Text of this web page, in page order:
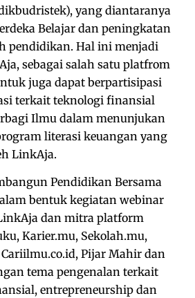
yang diantaranya
Belajar dan peningkatan
pendidikan. Hal ini menjadi
sebagai salah satu platfrom
juga dapat berpartisipasi
terkait teknologi finansial
Ilmu dalam menunjukan
literasi keuangan yang
LinkAja.
Pendidikan Bersama
bentuk kegiatan webinar
dan mitra platform
Karier.mu, Sekolah.mu,
Pijar Mahir dan
tema pengenalan terkait
entrepreneurship dan